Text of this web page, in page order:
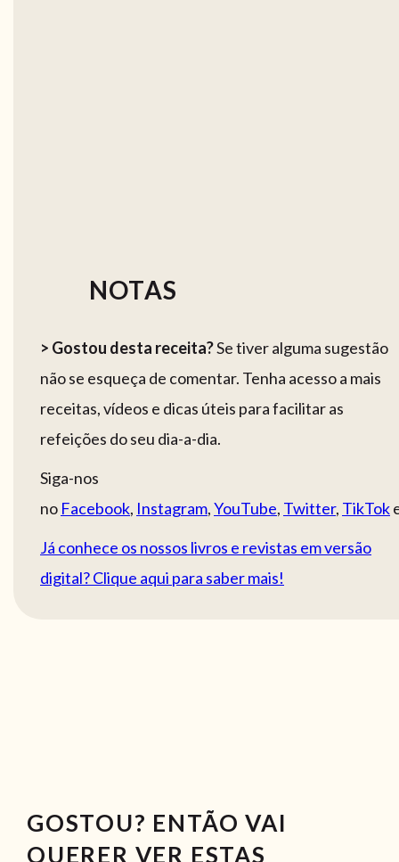
NOTAS
> Gostou desta receita?Se tiver alguma sugestão
não se esqueça de comentar. Tenha acesso a mais
receitas, vídeos e dicas úteis para facilitar as
refeições do seu dia-a-dia.
Siga-nos
no Facebook, Instagram,YouTube, Twitter, TikTok
Já conhece os nossos livros e revistas em versão
digital? Clique aqui para saber mais!
GOSTOU? ENTÃO VAI
QUERER VER ESTAS